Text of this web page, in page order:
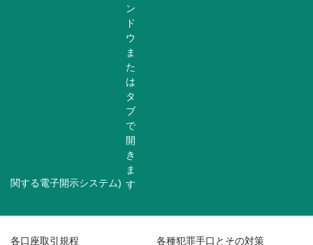
関する電子開示システム)
各口座取引規程 各種犯罪手口とその対策